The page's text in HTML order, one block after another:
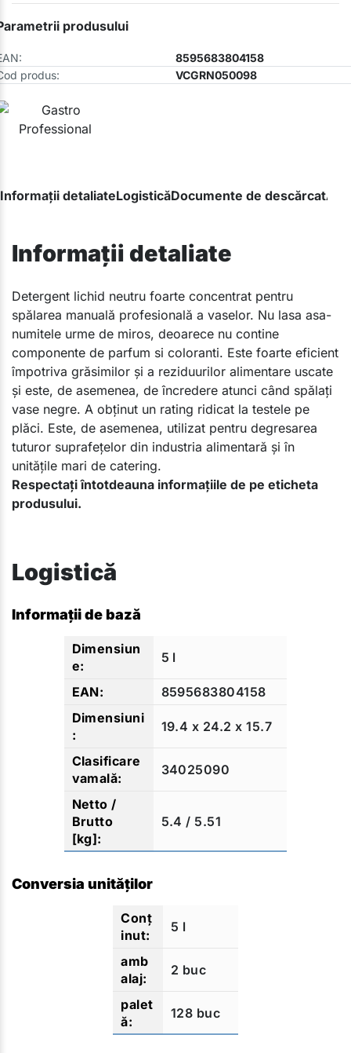
produsului
8595683804158
produs:
VCGRN050098
Informații detaliateLogisticăDocumente de descărcat
Informații detaliate
​Detergent lichid neutru foarte concentrat pentru
spălarea manuală profesională a vaselor. Nu lasa asa-
numitele urme de miros, deoarece nu contine
componente de parfum si coloranti. Este foarte eficient
împotriva grăsimilor și a reziduurilor alimentare uscate
și este, de asemenea, de încredere atunci când spălați
vase negre. A obținut un rating ridicat la testele pe
plăci. Este, de asemenea, utilizat pentru degresarea
tuturor suprafețelor din industria alimentară și în
unitățile mari de catering.​
Respectați întotdeauna informațiile de pe eticheta
produsului.
Logistică
Informații de bază
5 l
8595683804158
19.4 x 24.2 x 15.7
34025090
5.4 / 5.51
Conversia unităților
5 l
2 buc
128 buc